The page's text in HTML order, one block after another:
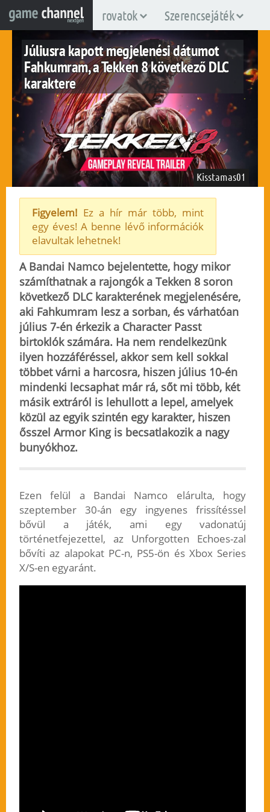
rovatok Szerencsejáték
Júliusra kapott megjelenési dátumot
Fahkumram, a Tekken 8 következő DLC
karaktere
pc ps5 xboxsx
Kisstamas01
Figyelem! Ez a hír már több, mint
egy éves! A benne lévő információk
elavultak lehetnek!
A Bandai Namco bejelentette, hogy mikor
számíthatnak a rajongók a Tekken 8 soron
következő DLC karakterének megjelenésére,
aki Fahkumram lesz a sorban, és várhatóan
július 7-én érkezik a Character Passt
birtoklók számára. Ha nem rendelkezünk
ilyen hozzáféréssel, akkor sem kell sokkal
többet várni a harcosra, hiszen július 10-én
mindenki lecsaphat már rá, sőt mi több, két
másik extráról is lehullott a lepel, amelyek
közül az egyik szintén egy karakter, hiszen
ősszel Armor King is becsatlakozik a nagy
bunyókhoz.
Ezen felül a Bandai Namco elárulta, hogy
szeptember 30-án egy ingyenes frissítéssel
bővül a játék, ami egy vadonatúj
történetfejezettel, az Unforgotten Echoes-zal
bővíti az alapokat PC-n, PS5-ön és Xbox Series
X/S-en egyaránt.